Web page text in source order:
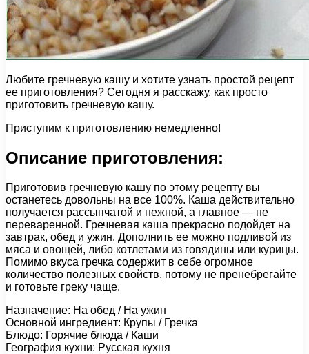
Любите гречневую кашу и хотите узнать простой рецепт
ее приготовления? Сегодня я расскажу, как просто
приготовить гречневую кашу.
Приступим к приготовлению немедленно!
Описание приготовления:
Приготовив гречневую кашу по этому рецепту вы
останетесь довольны на все 100%. Каша действительно
получается рассыпчатой и нежной, а главное — не
переваренной. Гречневая каша прекрасно подойдет на
завтрак, обед и ужин. Дополнить ее можно подливой из
мяса и овощей, либо котлетами из говядины или курицы.
Помимо вкуса гречка содержит в себе огромное
количество полезных свойств, потому не пренебрегайте
и готовьте греку чаще.
Назначение: На обед / На ужин
Основной ингредиент: Крупы / Гречка
Блюдо: Горячие блюда / Каши
География кухни: Русская кухня